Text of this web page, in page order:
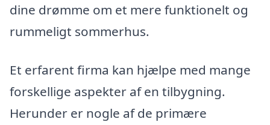
dine drømme om et mere funktionelt og
rummeligt sommerhus.
Et erfarent firma kan hjælpe med mange
forskellige aspekter af en tilbygning.
Herunder er nogle af de primære